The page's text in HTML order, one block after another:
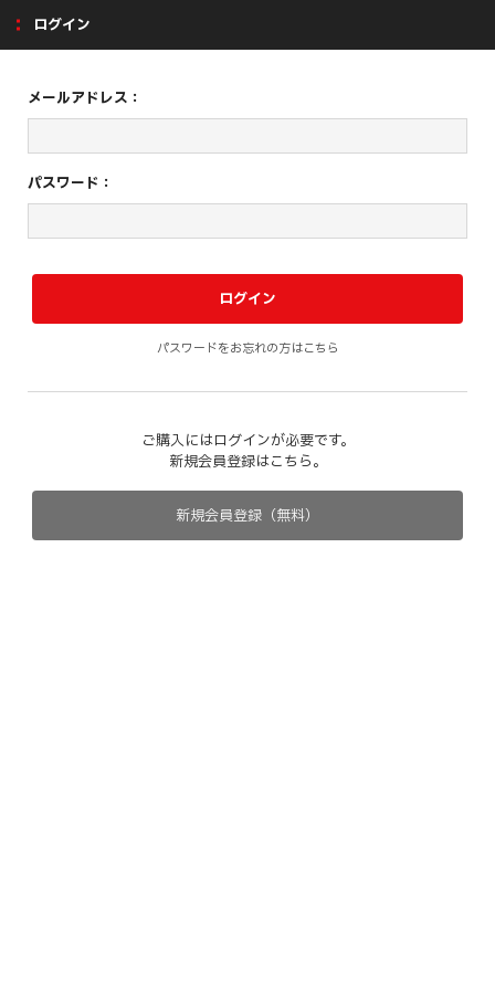
ログイン
メールアドレス：
パスワード：
パスワードをお忘れの方はこちら
ご購入にはログインが必要です。
新規会員登録はこちら。